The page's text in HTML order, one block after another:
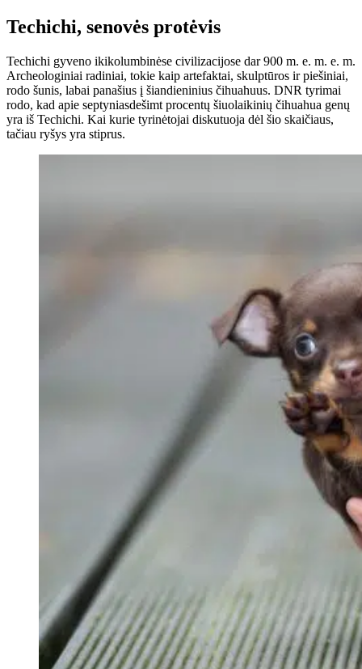
Techichi, senovės protėvis
Techichi gyveno ikikolumbinėse civilizacijose dar 900 m. e. m. e. m.
Archeologiniai radiniai, tokie kaip artefaktai, skulptūros ir piešiniai,
rodo šunis, labai panašius į šiandieninius čihuahuus. DNR tyrimai
rodo, kad apie septyniasdešimt procentų šiuolaikinių čihuahua genų
yra iš Techichi. Kai kurie tyrinėtojai diskutuoja dėl šio skaičiaus,
tačiau ryšys yra stiprus.